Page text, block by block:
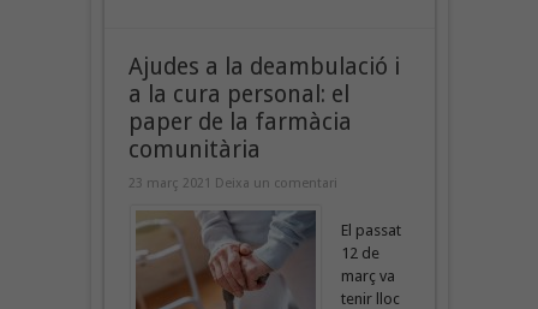
Ajudes a la deambulació i
a la cura personal: el
paper de la farmàcia
comunitària
23 març 2021 Deixa un comentari
El passat
12 de
març va
tenir lloc